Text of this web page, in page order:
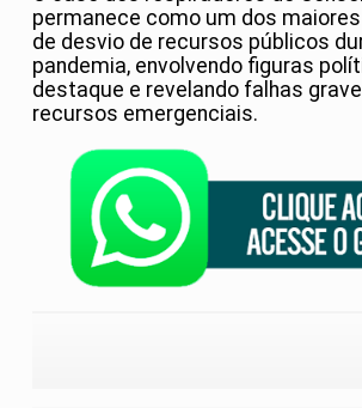
permanece como um dos
de desvio de recursos públicos
pandemia, envolvendo figuras
destaque e revelando falhas
recursos emergenciais.